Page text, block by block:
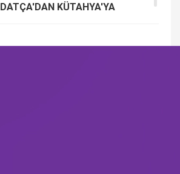
DATÇA'DAN KÜTAHYA'YA